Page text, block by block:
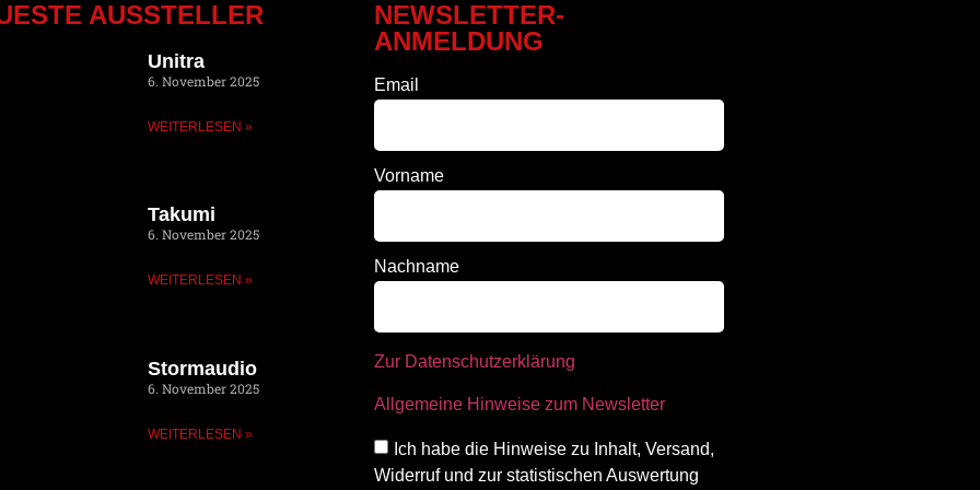
AUSSTELLER
Unitra
6. November 2025
WEITERLESEN »
Takumi
6. November 2025
WEITERLESEN »
Stormaudio
6. November 2025
WEITERLESEN »
NEWSLETTER-
ANMELDUNG
Email
Vorname
Nachname
Zur Datenschutzerklärung
Allgemeine Hinweise zum Newsletter
Ich habe die Hinweise zu Inhalt, Versand,
Widerruf und zur statistischen Auswertung